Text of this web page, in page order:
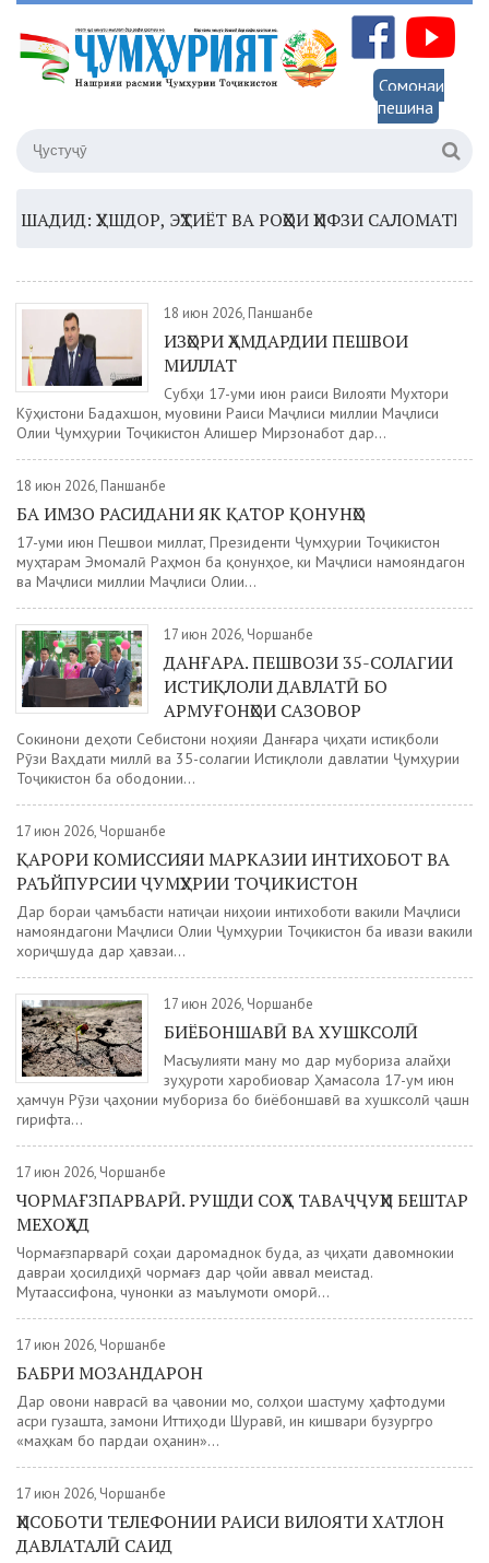
Сомонаи
пешина
ҲУШДОР, ЭҲТИЁТ ВА РОҲҲОИ ҲИФЗИ САЛОМАТӢ
18 июн 2026, Панҷшанбе
ИЗҲОРИ ҲАМДАРДИИ ПЕШВОИ
МИЛЛАТ
Субҳи 17-уми июн раиси Вилояти Мухтори
Кӯҳистони Бадахшон, муовини Раиси Маҷлиси миллии Маҷлиси
Олии Ҷумҳурии Тоҷикистон Алишер Мирзонабот дар...
18 июн 2026, Панҷшанбе
БА ИМЗО РАСИДАНИ ЯК ҚАТОР ҚОНУНҲО
17-уми июн Пешвои миллат, Президенти Ҷумҳурии Тоҷикистон
муҳтарам Эмомалӣ Раҳмон ба қонунҳое, ки Маҷлиси намояндагон
ва Маҷлиси миллии Маҷлиси Олии...
17 июн 2026, Чоршанбе
ДАНҒАРА. ПЕШВОЗИ 35-СОЛАГИИ
ИСТИҚЛОЛИ ДАВЛАТӢ БО
АРМУҒОНҲОИ САЗОВОР
Сокинони деҳоти Себистони ноҳияи Данғара ҷиҳати истиқболи
Рӯзи Ваҳдати миллӣ ва 35-солагии Истиқлоли давлатии Ҷумҳурии
Тоҷикистон ба ободонии...
17 июн 2026, Чоршанбе
ҚАРОРИ КОМИССИЯИ МАРКАЗИИ ИНТИХОБОТ ВА
РАЪЙПУРСИИ ҶУМҲУРИИ ТОҶИКИСТОН
Дар бораи ҷамъбасти натиҷаи ниҳоии интихоботи вакили Маҷлиси
намояндагони Маҷлиси Олии Ҷумҳурии Тоҷикистон ба ивази вакили
хориҷшуда дар ҳавзаи...
17 июн 2026, Чоршанбе
БИЁБОНШАВӢ ВА ХУШКСОЛӢ
Масъулияти ману мо дар мубориза алайҳи
зуҳуроти харобиовар Ҳамасола 17-ум июн
ҳамчун Рӯзи ҷаҳонии мубориза бо биёбоншавӣ ва хушксолӣ ҷашн
гирифта...
17 июн 2026, Чоршанбе
ЧОРМАҒЗПАРВАРӢ. РУШДИ СОҲА ТАВАҶҶУҲИ БЕШТАР
МЕХОҲАД
Чормағзпарварӣ соҳаи даромаднок буда, аз ҷиҳати давомнокии
давраи ҳосилдиҳӣ чормағз дар ҷойи аввал меистад.
Мутаассифона, чунонки аз маълумоти оморӣ...
17 июн 2026, Чоршанбе
БАБРИ МОЗАНДАРОН
Дар овони наврасӣ ва ҷавонии мо, солҳои шастуму ҳафтодуми
асри гузашта, замони Иттиҳоди Шуравӣ, ин кишвари бузургро
«маҳкам бо пардаи оҳанин»...
17 июн 2026, Чоршанбе
ҲИСОБОТИ ТЕЛЕФОНИИ РАИСИ ВИЛОЯТИ ХАТЛОН
ДАВЛАТАЛӢ САИД